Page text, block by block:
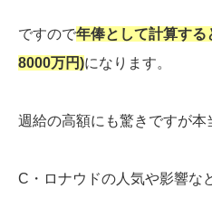
ですので年俸として計算す
8000万円)になります。
週給の高額にも驚きですが本
C・ロナウドの人気や影響な